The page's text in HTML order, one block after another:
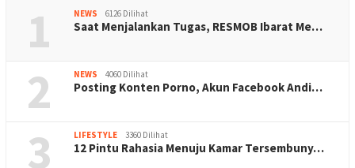
1 NEWS 6126 Dilihat
Saat Menjalankan Tugas, RESMOB Ibarat Me…
2 NEWS 4060 Dilihat
Posting Konten Porno, Akun Facebook Andi…
3 LIFESTYLE 3360 Dilihat
12 Pintu Rahasia Menuju Kamar Tersembuny…